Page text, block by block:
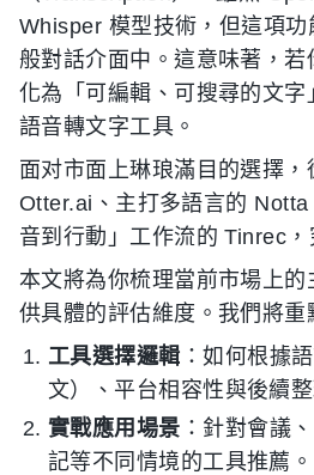
Whisper 模型技術，但這項
般對話介面中。這意味著，
化為「可編輯、可搜尋的文字
語音轉文字工具。
面对市面上琳琅滿目的選擇，
Otter.ai、主打多語言的
音到行動」工作流的 Tinrec，
本文將為你梳理當前市場上的
供具體的評估維度。我們將重
工具選擇邏輯 ：如何根據
文）、平台相容性與後續
實戰應用場景 ：針對會議
記等不同情境的工具推薦。